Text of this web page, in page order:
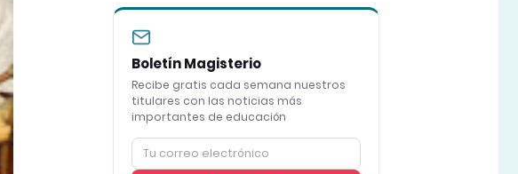
Boletín Magisterio
Recibe gratis cada semana nuestros
titulares con las noticias más
importantes de educación